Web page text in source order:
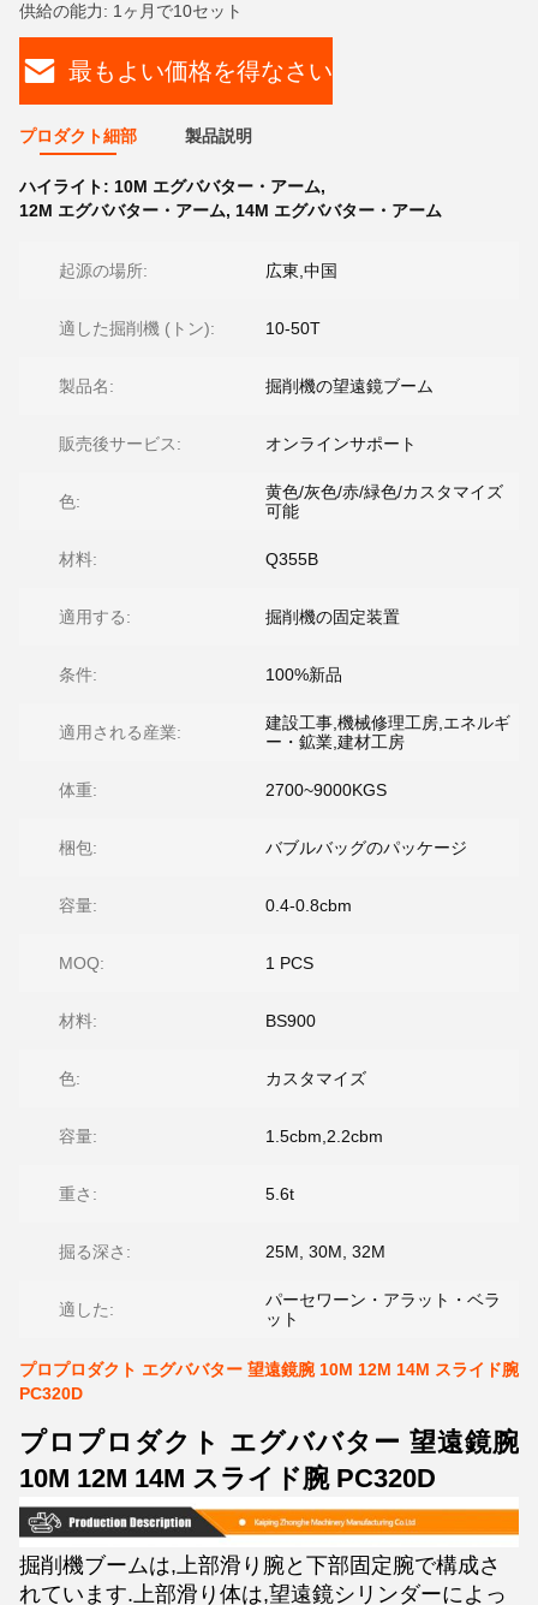
供給の能力: 1ヶ月で10セット
最もよい価格を得なさい
プロダクト細部 製品説明
ハイライト: 10M エグババター・アーム,
12M エグババター・アーム, 14M エグババター・アーム
起源の場所: 広東,中国
適した掘削機 (トン): 10-50T
製品名: 掘削機の望遠鏡ブーム
販売後サービス: オンラインサポート
色:
黄色/灰色/赤/緑色/カスタマイズ
可能
材料: Q355B
適用する: 掘削機の固定装置
条件: 100%新品
適用される産業:
建設工事,機械修理工房,エネルギ
ー・鉱業,建材工房
体重: 2700~9000KGS
梱包: バブルバッグのパッケージ
容量: 0.4-0.8cbm
MOQ: 1 PCS
材料: BS900
色: カスタマイズ
容量: 1.5cbm,2.2cbm
重さ: 5.6t
掘る深さ: 25M, 30M, 32M
適した:
パーセワーン・アラット・ベラ
ット
プロプロダクト エグババター 望遠鏡腕 10M 12M 14M スライド腕
PC320D
プロプロダクト エグババター 望遠鏡腕
10M 12M 14M スライド腕 PC320D
掘削機ブームは,上部滑り腕と下部固定腕で構成さ
れています.上部滑り体は,望遠鏡シリンダーによっ